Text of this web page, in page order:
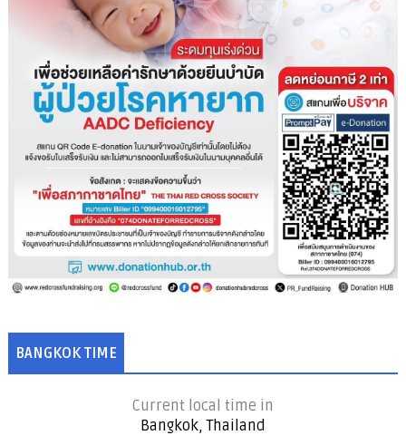
BANGKOK TIME
Current local time in
Bangkok, Thailand